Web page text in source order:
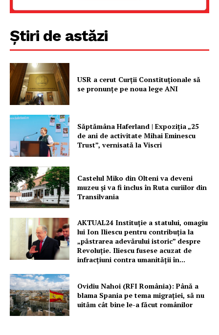
Știri de astăzi
USR a cerut Curții Constituționale să
se pronunțe pe noua lege ANI
Săptămâna Haferland | Expoziţia „25
de ani de activitate Mihai Eminescu
Trust”, vernisată la Viscri
Castelul Miko din Olteni va deveni
muzeu şi va fi inclus în Ruta curiilor din
Transilvania
AKTUAL24 Instituție a statului, omagiu
lui Ion Iliescu pentru contribuția la
„păstrarea adevărului istoric” despre
Revoluție. Iliescu fusese acuzat de
infracțiuni contra umanității în...
Ovidiu Nahoi (RFI România): Până a
blama Spania pe tema migrației, să nu
uităm cât bine le-a făcut românilor